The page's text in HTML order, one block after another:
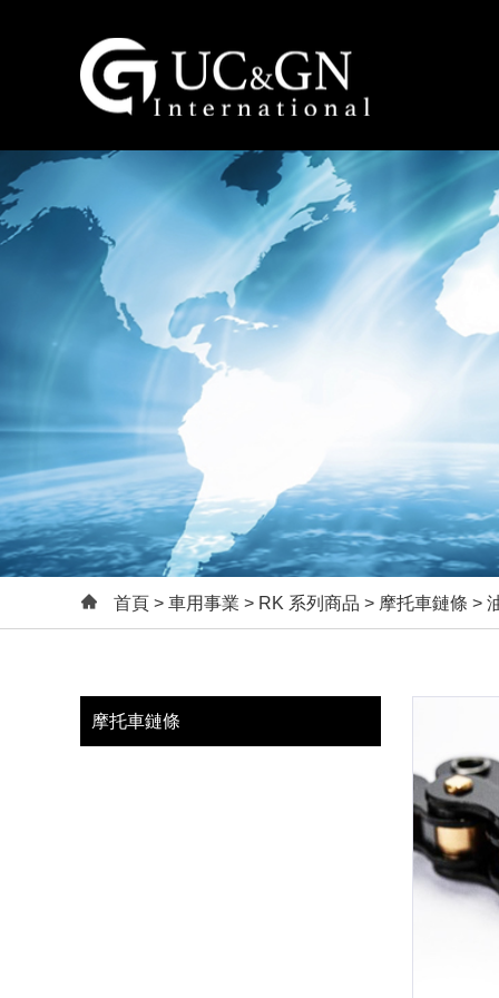
首頁 > 車用事業 > RK 系列商品 > 摩托車鏈條 >
摩托車鏈條